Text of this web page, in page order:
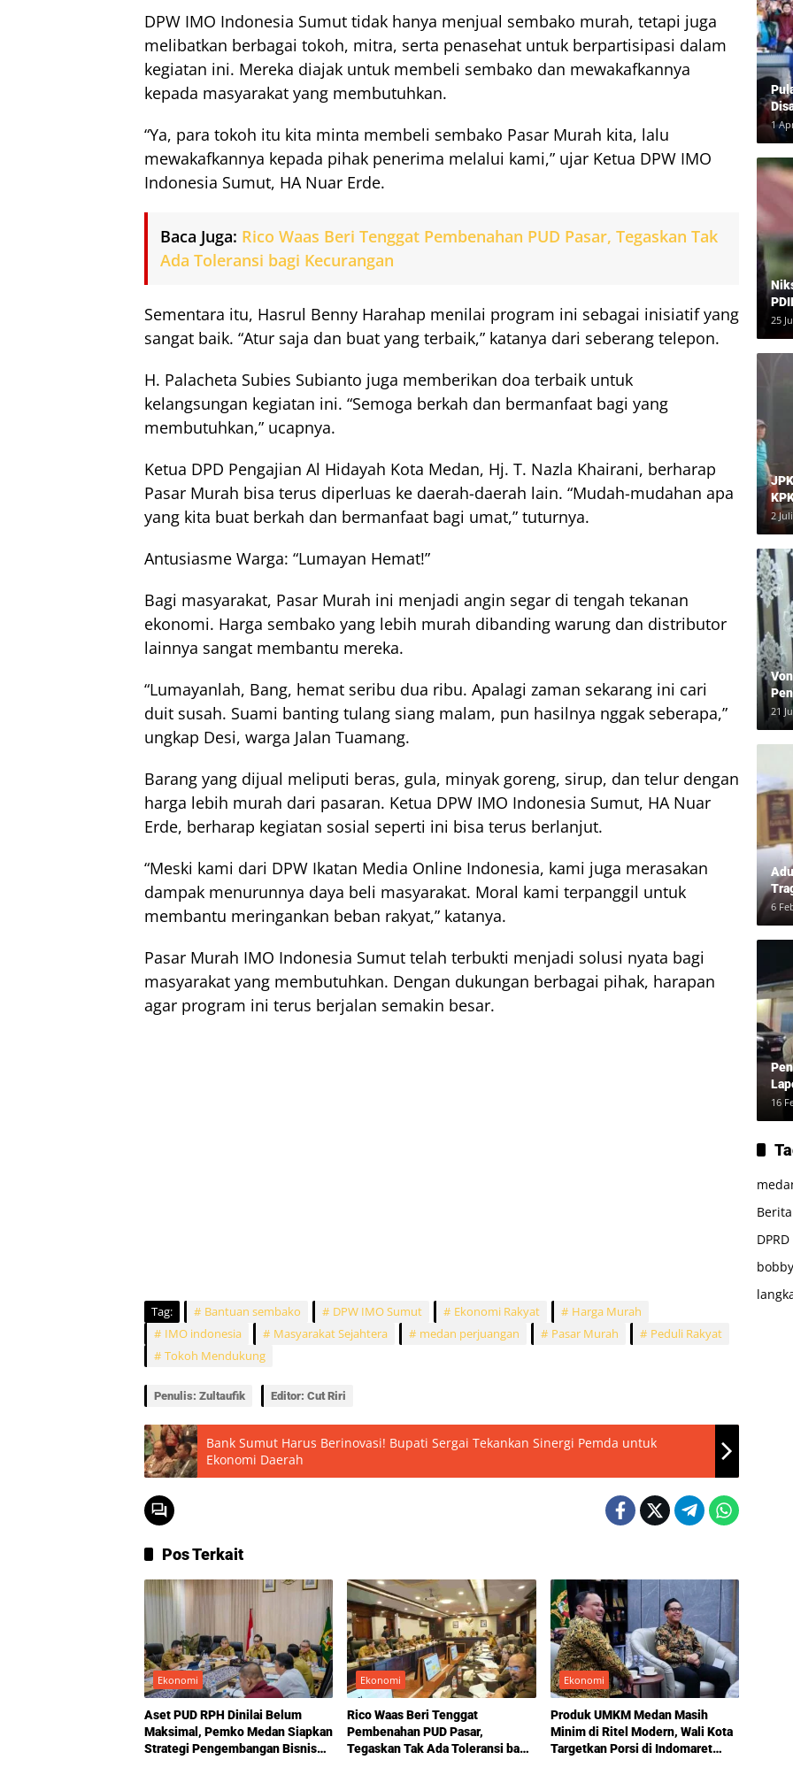
DPW IMO Indonesia Sumut tidak hanya menjual sembako murah, tetapi juga
melibatkan berbagai tokoh, mitra, serta penasehat untuk berpartisipasi dalam
kegiatan ini. Mereka diajak untuk membeli sembako dan mewakafkannya
kepada masyarakat yang membutuhkan.
“Ya, para tokoh itu kita minta membeli sembako Pasar Murah kita, lalu
mewakafkannya kepada pihak penerima melalui kami,” ujar Ketua DPW IMO
Indonesia Sumut, HA Nuar Erde.
Baca Juga: Rico Waas Beri Tenggat Pembenahan PUD Pasar, Tegaskan Tak
Ada Toleransi bagi Kecurangan
Sementara itu, Hasrul Benny Harahap menilai program ini sebagai inisiatif yang
sangat baik. “Atur saja dan buat yang terbaik,” katanya dari seberang telepon.
H. Palacheta Subies Subianto juga memberikan doa terbaik untuk
kelangsungan kegiatan ini. “Semoga berkah dan bermanfaat bagi yang
membutuhkan,” ucapnya.
Ketua DPD Pengajian Al Hidayah Kota Medan, Hj. T. Nazla Khairani, berharap
Pasar Murah bisa terus diperluas ke daerah-daerah lain. “Mudah-mudahan apa
yang kita buat berkah dan bermanfaat bagi umat,” tuturnya.
Antusiasme Warga: “Lumayan Hemat!”
Bagi masyarakat, Pasar Murah ini menjadi angin segar di tengah tekanan
ekonomi. Harga sembako yang lebih murah dibanding warung dan distributor
lainnya sangat membantu mereka.
“Lumayanlah, Bang, hemat seribu dua ribu. Apalagi zaman sekarang ini cari
duit susah. Suami banting tulang siang malam, pun hasilnya nggak seberapa,”
ungkap Desi, warga Jalan Tuamang.
Barang yang dijual meliputi beras, gula, minyak goreng, sirup, dan telur dengan
harga lebih murah dari pasaran. Ketua DPW IMO Indonesia Sumut, HA Nuar
Erde, berharap kegiatan sosial seperti ini bisa terus berlanjut.
“Meski kami dari DPW Ikatan Media Online Indonesia, kami juga merasakan
dampak menurunnya daya beli masyarakat. Moral kami terpanggil untuk
membantu meringankan beban rakyat,” katanya.
Pasar Murah IMO Indonesia Sumut telah terbukti menjadi solusi nyata bagi
masyarakat yang membutuhkan. Dengan dukungan berbagai pihak, harapan
agar program ini terus berjalan semakin besar.
Tag: Bantuan sembako DPW IMO Sumut Ekonomi Rakyat
Harga Murah
IMO indonesia
Masyarakat Sejahtera medan perjuangan Pasar Murah
Peduli Rakyat
Tokoh Mendukung
Penulis: Zultaufik Editor: Cut Riri
Bank Sumut Harus Berinovasi! Bupati Sergai Tekankan Sinergi Pemda untuk
Ekonomi Daerah
Pos Terkait
Ekonomi
Aset PUD RPH Dinilai Belum
Maksimal, Pemko Medan Siapkan
Strategi Pengembangan Bisnis
Ekonomi
Rico Waas Beri Tenggat
Pembenahan PUD Pasar,
Tegaskan Tak Ada Toleransi bagi
Ekonomi
Produk UMKM Medan Masih
Minim di Ritel Modern, Wali Kota
Targetkan Porsi di Indomaret
1
25
2
21
6
16